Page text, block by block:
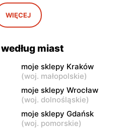
5
moje sklepy
Bogoria, ul. Rynek 30
Grębów, ul. Wydrza 180
moje sklepy
Jeżowe, ul. Zalesie 77
moje sklepy
Kamień, ul. Błonie 23
WIĘCEJ
miast
moje sklepy Kraków
(woj. małopolskie)
moje sklepy Wrocław
(woj. dolnośląskie)
moje sklepy Gdańsk
(woj. pomorskie)